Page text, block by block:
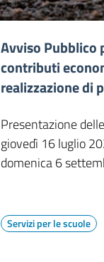
Avviso Pubblico
contributi
realizzazione di
Presentazione
giovedì 16 luglio
domenica 6
Servizi per le scuole